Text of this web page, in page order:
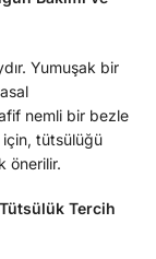
Yumuşak bir
nemli bir bezle
için, tütsülüğü
önerilir.
Tercih